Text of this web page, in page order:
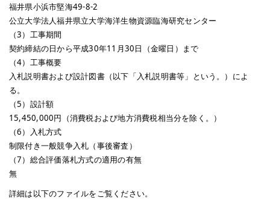
福井県小浜市堅海49-8-2
公立大学法人福井県立大学海洋生物資源臨海研究センター
（3）工事期間
契約締結の日から平成30年11月30日（金曜日）まで
（4）工事概要
入札説明書および設計図書（以下「入札説明書等」という。）によ
る。
（5）設計額
15,450,000円（消費税および地方消費税相当分を除く。）
（6）入札方式
制限付き一般競争入札（事後審査）
（7）総合評価落札方式の適用の有無
無
詳細は以下のファイルをご覧ください。